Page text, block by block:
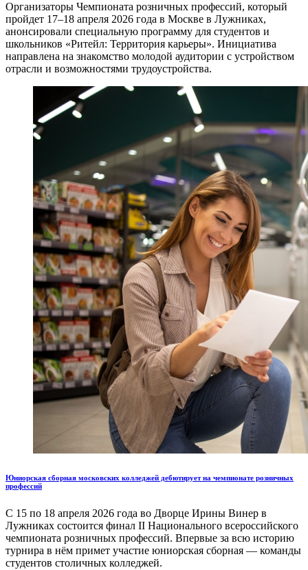
Организаторы Чемпионата розничных профессий, который
пройдет 17–18 апреля 2026 года в Москве в Лужниках,
анонсировали специальную программу для студентов и
школьников «Ритейл: Территория карьеры». Инициатива
направлена на знакомство молодой аудитории с устройством
отрасли и возможностями трудоустройства.
Юниорская сборная московских колледжей дебютирует на чемпионате розничных
профессий
С 15 по 18 апреля 2026 года во Дворце Ирины Винер в
Лужниках состоится финал II Национального всероссийского
чемпионата розничных профессий. Впервые за всю историю
турнира в нём примет участие юниорская сборная — команды
студентов столичных колледжей.